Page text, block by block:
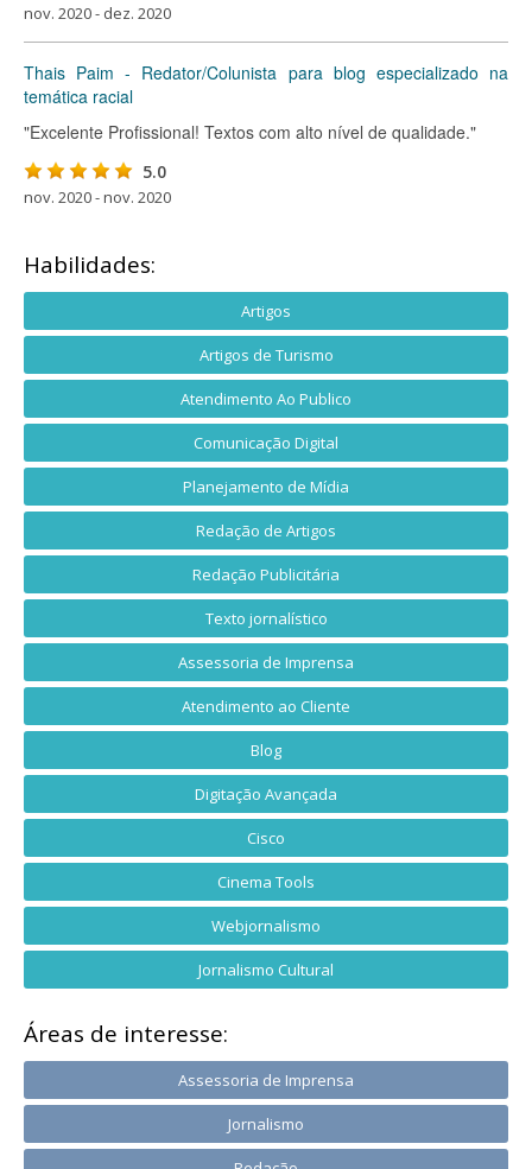
nov. 2020 - dez. 2020
Thais Paim - Redator/Colunista para blog especializado na
temática racial
"Excelente Profissional! Textos com alto nível de qualidade."
5.0
nov. 2020 - nov. 2020
Habilidades:
Artigos
Artigos de Turismo
Atendimento Ao Publico
Comunicação Digital
Planejamento de Mídia
Redação de Artigos
Redação Publicitária
Texto jornalístico
Assessoria de Imprensa
Atendimento ao Cliente
Blog
Digitação Avançada
Cisco
Cinema Tools
Webjornalismo
Jornalismo Cultural
Áreas de interesse:
Assessoria de Imprensa
Jornalismo